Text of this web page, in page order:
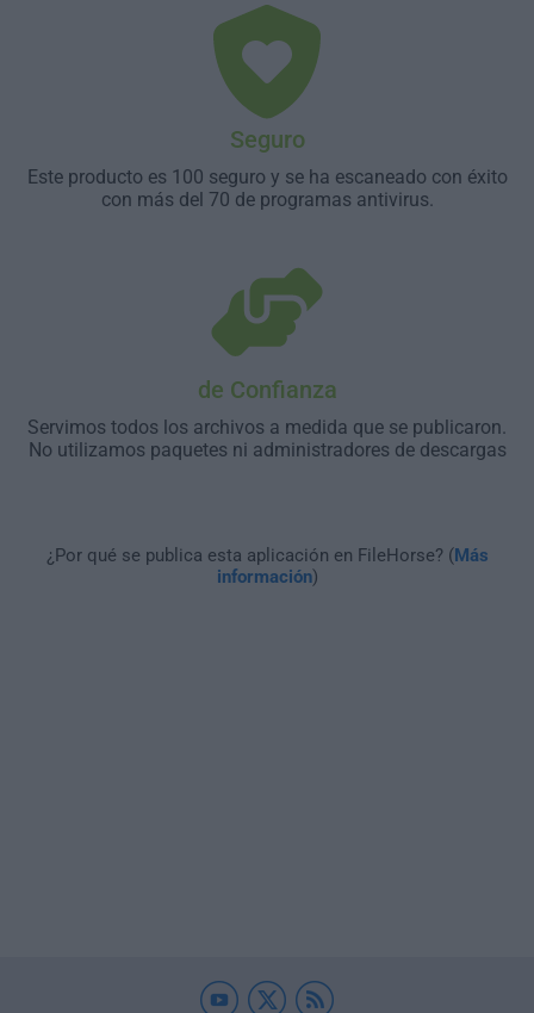
Seguro
Este producto es 100 seguro y se ha escaneado con éxito
con más del 70 de programas antivirus.
de Confianza
Servimos todos los archivos a medida que se publicaron.
No utilizamos paquetes ni administradores de descargas
¿Por qué se publica esta aplicación en FileHorse? (Más
información)